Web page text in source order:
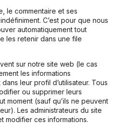
le commentaire et ses
C’est pour que nous
automatiquement tout
les retenir dans une file
sur notre site web (le cas
les informations
leur profil d’utilisateur. Tous
ou supprimer leurs
moment (sauf qu’ils ne peuvent
Les administrateurs du site
modifier ces informations.